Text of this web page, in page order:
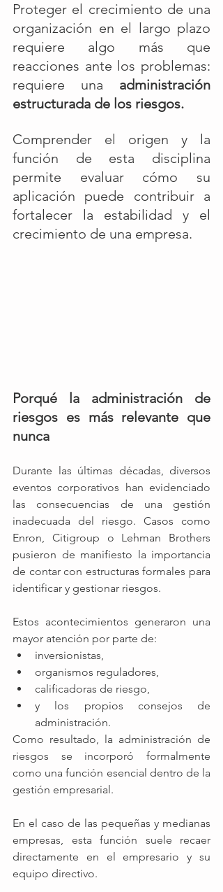
Proteger el crecimiento de una
organización en el largo plazo
requiere algo más que
reacciones ante los problemas:
requiere una administración
estructurada de los riesgos.
Comprender el origen y la
función de esta disciplina
permite evaluar cómo su
aplicación puede contribuir a
fortalecer la estabilidad y el
crecimiento de una empresa.
Porqué la administración de
riesgos es más relevante que
nunca
Durante las últimas décadas, diversos
eventos corporativos han evidenciado
las consecuencias de una gestión
inadecuada del riesgo. Casos como
Enron, Citigroup o Lehman Brothers
pusieron de manifiesto la importancia
de contar con estructuras formales para
identificar y gestionar riesgos.
Estos acontecimientos generaron una
mayor atención por parte de:
inversionistas,
organismos reguladores,
calificadoras de riesgo,
y los propios consejos de
administración.
Como resultado, la administración de
riesgos se incorporó formalmente
como una función esencial dentro de la
gestión empresarial.
En el caso de las pequeñas y medianas
empresas, esta función suele recaer
directamente en el empresario y su
equipo directivo.